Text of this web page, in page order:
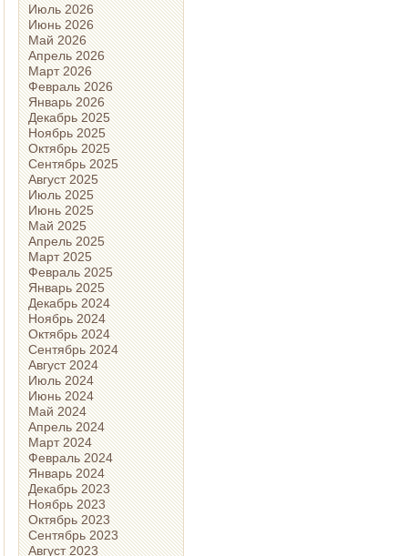
Июль 2026
Июнь 2026
Май 2026
Апрель 2026
Март 2026
Февраль 2026
Январь 2026
Декабрь 2025
Ноябрь 2025
Октябрь 2025
Сентябрь 2025
Август 2025
Июль 2025
Июнь 2025
Май 2025
Апрель 2025
Март 2025
Февраль 2025
Январь 2025
Декабрь 2024
Ноябрь 2024
Октябрь 2024
Сентябрь 2024
Август 2024
Июль 2024
Июнь 2024
Май 2024
Апрель 2024
Март 2024
Февраль 2024
Январь 2024
Декабрь 2023
Ноябрь 2023
Октябрь 2023
Сентябрь 2023
Август 2023